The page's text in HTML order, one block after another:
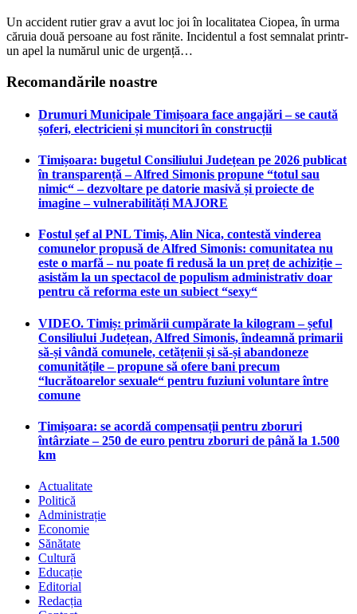
Un accident rutier grav a avut loc joi în localitatea Ciopea, în urma
căruia două persoane au fost rănite. Incidentul a fost semnalat printr-
un apel la numărul unic de urgență…
Recomandările noastre
Drumuri Municipale Timișoara face angajări – se caută
șoferi, electricieni și muncitori în construcții
Timișoara: bugetul Consiliului Județean pe 2026 publicat
în transparență – Alfred Simonis propune “totul sau
nimic“ – dezvoltare pe datorie masivă și proiecte de
imagine – vulnerabilități MAJORE
Fostul șef al PNL Timiș, Alin Nica, contestă vinderea
comunelor propusă de Alfred Simonis: comunitatea nu
este o marfă – nu poate fi redusă la un preț de achiziție –
asistăm la un spectacol de populism administrativ doar
pentru că reforma este un subiect “sexy“
VIDEO. Timiș: primării cumpărate la kilogram – șeful
Consiliului Județean, Alfred Simonis, îndeamnă primarii
să-și vândă comunele, cetățenii și să-și abandoneze
comunitățile – propune să ofere bani precum
“lucrătoarelor sexuale“ pentru fuziuni voluntare între
comune
Timișoara: se acordă compensații pentru zboruri
întârziate – 250 de euro pentru zboruri de până la 1.500
km
Actualitate
Politică
Administrație
Economie
Sănătate
Cultură
Educație
Editorial
Redacția